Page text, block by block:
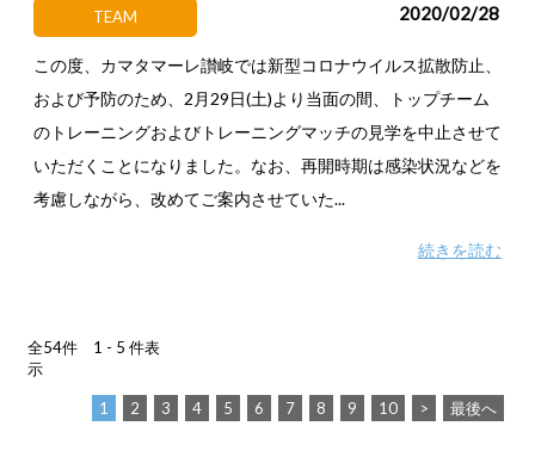
TEAM 2020/02/28
この度、カマタマーレ讃岐では新型コロナウイルス拡散防止、
および予防のため、2月29日(土)より当面の間、トップチーム
のトレーニングおよびトレーニングマッチの見学を中止させて
いただくことになりました。なお、再開時期は感染状況などを
考慮しながら、改めてご案内させていた...
続きを読む
全54件 1 - 5 件表
示
1 2 3 4 5 6 7 8 9 10 > 最後へ